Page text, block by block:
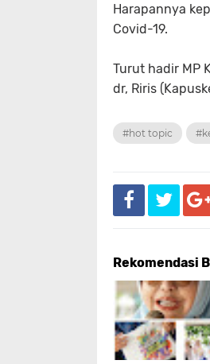
Harapannya
Covid-19.
Turut hadir MP
dr, Riris
#hot topic
Rekomendasi